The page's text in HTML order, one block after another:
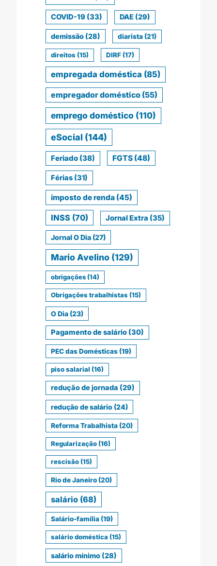
COVID-19(33) DAE(29)
demissão(28) diarista(21)
direitos (15) DIRF(17)
empregada doméstica (85)
empregador doméstico(55)
emprego doméstico(110)
eSocial (144)
Feriado(38) FGTS(48)
Férias(31)
imposto de renda(45)
INSS(70) Jornal Extra (35)
Jornal O Dia(27)
Mario Avelino(129)
obrigações(14)
Obrigações trabalhistas (15)
O Dia(23)
Pagamento de salário(30)
PEC das Domésticas(19)
piso salarial (16)
redução de jornada (29)
redução de salário(24)
Reforma Trabalhista(20)
Regularização(16)
rescisão(15)
Rio de Janeiro(20)
salário(68)
Salário-família(19)
salário doméstica (15)
salário mínimo(28)